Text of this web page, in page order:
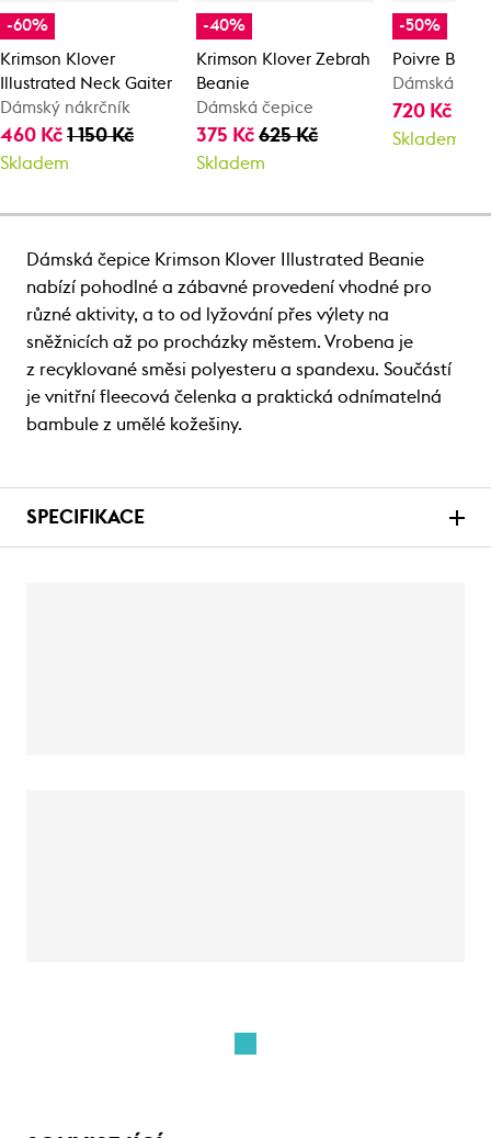
-60%
Krimson Klover
Illustrated Neck Gaiter
Dámský nákrčník
460 Kč 1 150 Kč
Skladem
-40%
Krimson Klover Zebrah
Beanie
Dámská čepice
375 Kč625 Kč
Skladem
-50%
Poivre
Dámská
720 Kč
Skladem
Dámská čepice Krimson Klover Illustrated Beanie
nabízí pohodlné a zábavné provedení vhodné pro
různé aktivity, a to od lyžování přes výlety na
sněžnicích až po procházky městem. Vrobena je
z recyklované směsi polyesteru a spandexu. Součástí
je vnitřní fleecová čelenka a praktická odnímatelná
bambule z umělé kožešiny.
SPECIFIKACE